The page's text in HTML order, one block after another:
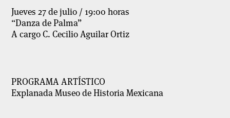
Jueves 27 de julio / 19:00 horas
“Danza de Palma”
A cargo C. Cecilio Aguilar Ortiz
PROGRAMA ARTÍSTICO
Explanada Museo de Historia Mexicana